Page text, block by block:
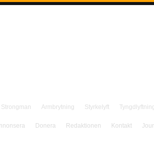
Strongman Armbrytning Styrkelyft
Donera Redaktionen Kontakt